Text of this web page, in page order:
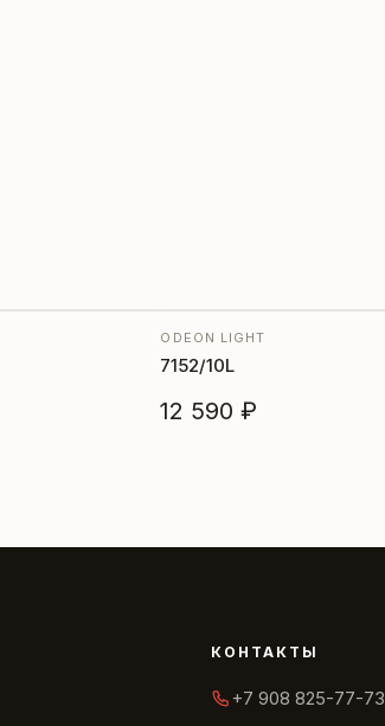
ODEON LIGHT
7152/10L
12 590 ₽
КОНТАКТЫ
+7 908 825-77-73